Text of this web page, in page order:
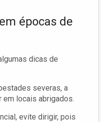
épocas de
dicas de
severas, a
em locais abrigados.
evite dirigir, pois